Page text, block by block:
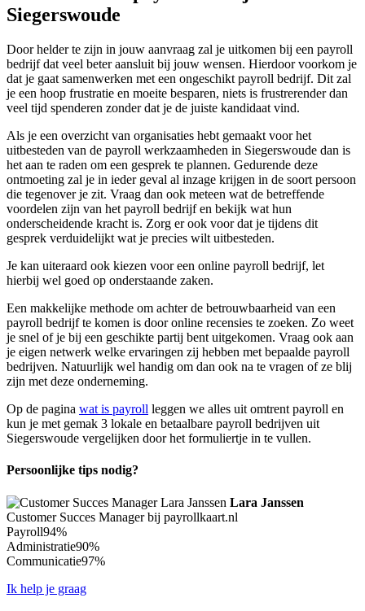
Siegerswoude
Door helder te zijn in jouw aanvraag zal je uitkomen bij een payroll
bedrijf dat veel beter aansluit bij jouw wensen. Hierdoor voorkom je
dat je gaat samenwerken met een ongeschikt payroll bedrijf. Dit zal
je een hoop frustratie en moeite besparen, niets is frustrerender dan
veel tijd spenderen zonder dat je de juiste kandidaat vind.
Als je een overzicht van organisaties hebt gemaakt voor het
uitbesteden van de payroll werkzaamheden in Siegerswoude dan is
het aan te raden om een gesprek te plannen. Gedurende deze
ontmoeting zal je in ieder geval al inzage krijgen in de soort persoon
die tegenover je zit. Vraag dan ook meteen wat de betreffende
voordelen zijn van het payroll bedrijf en bekijk wat hun
onderscheidende kracht is. Zorg er ook voor dat je tijdens dit
gesprek verduidelijkt wat je precies wilt uitbesteden.
Je kan uiteraard ook kiezen voor een online payroll bedrijf, let
hierbij wel goed op onderstaande zaken.
Een makkelijke methode om achter de betrouwbaarheid van een
payroll bedrijf te komen is door online recensies te zoeken. Zo weet
je snel of je bij een geschikte partij bent uitgekomen. Vraag ook aan
je eigen netwerk welke ervaringen zij hebben met bepaalde payroll
bedrijven. Natuurlijk wel handig om dan ook na te vragen of ze blij
zijn met deze onderneming.
Op de pagina wat is payroll leggen we alles uit omtrent payroll en
kun je met gemak 3 lokale en betaalbare payroll bedrijven uit
Siegerswoude vergelijken door het formuliertje in te vullen.
Persoonlijke tips nodig?
Lara Janssen
Customer Succes Manager bij payrollkaart.nl
Payroll94%
Administratie90%
Communicatie97%
Ik help je graag